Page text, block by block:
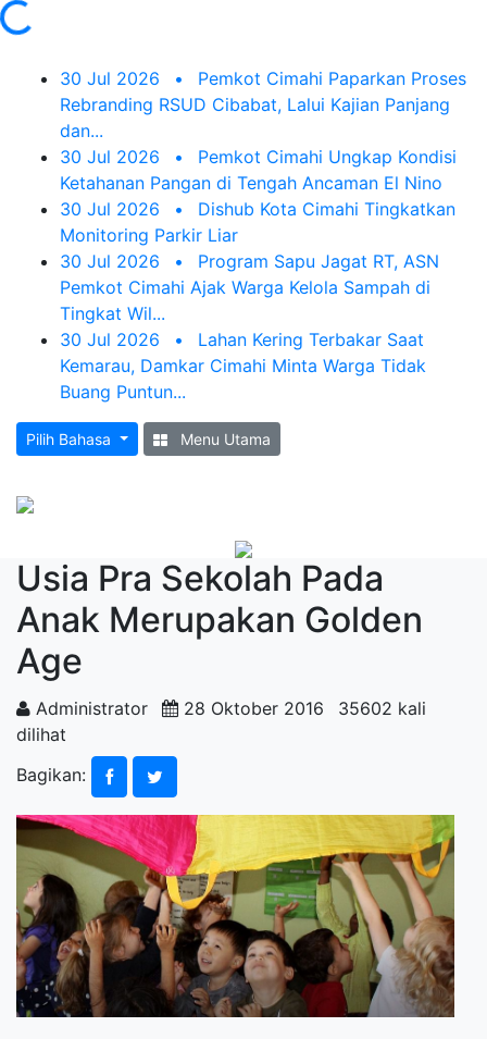
30 Jul 2026 •
Pemkot Cimahi Paparkan Proses
Rebranding RSUD Cibabat, Lalui Kajian Panjang
dan...
30 Jul 2026
•
Pemkot Cimahi Ungkap Kondisi
Ketahanan Pangan di Tengah Ancaman El Nino
30 Jul 2026
•
Dishub Kota Cimahi Tingkatkan
Monitoring Parkir Liar
30 Jul 2026
•
Program Sapu Jagat RT, ASN
Pemkot Cimahi Ajak Warga Kelola Sampah di
Tingkat Wil...
30 Jul 2026
•
Lahan Kering Terbakar Saat
Kemarau, Damkar Cimahi Minta Warga Tidak
Buang Puntun...
Pilih Bahasa Menu Utama
Usia Pra Sekolah Pada
Anak Merupakan Golden
Age
Administrator 28 Oktober 2016
35602 kali
dilihat
Bagikan: